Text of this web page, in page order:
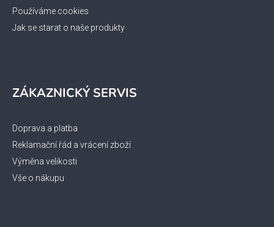
Používáme cookies
Jak se starat o naše produkty
ZÁKAZNICKÝ SERVIS
Doprava a platba
Reklamační řád a vrácení zboží
Výměna velikosti
Vše o nákupu